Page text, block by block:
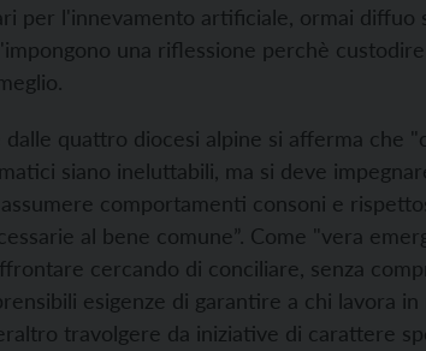
per l'innevamento artificiale, ormai diffuo
una riflessione perchè
quattro diocesi alpine si afferma che
siano ineluttabili, ma si deve
comportamenti consoni e
al bene comune”. Come "vera
cercando di conciliare, senza
esigenze di garantire a chi lavora in
travolgere da iniziative di carattere